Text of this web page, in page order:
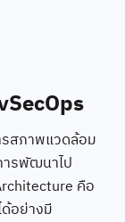
สภาพแวดล้อม
รพัฒนาไป
คือ
อย่างมี